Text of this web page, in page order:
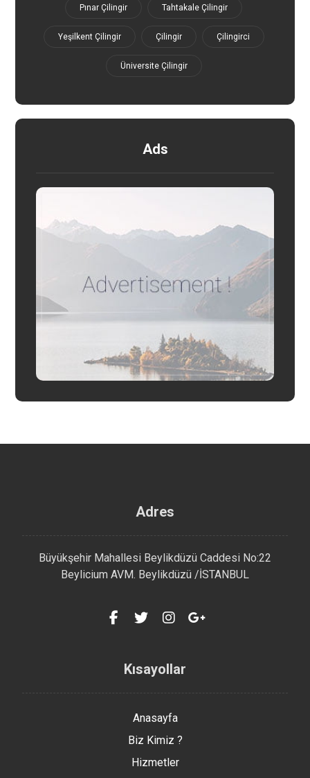
Pınar Çilingir Tahtakale Çilingir
Yeşilkent Çilingir Çilingir Çilingirci
Üniversite Çilingir
Ads
Adres
Büyükşehir Mahallesi Beylikdüzü Caddesi No:22
Beylicium AVM. Beylikdüzü /İSTANBUL
Kısayollar
Anasayfa
Biz Kimiz ?
Hizmetler